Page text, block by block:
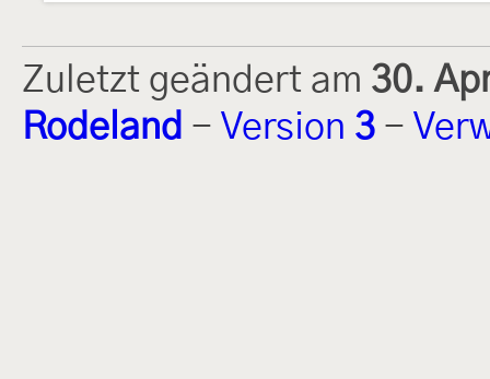
Zuletzt geändert am 30.
Rodeland - Version 3 -